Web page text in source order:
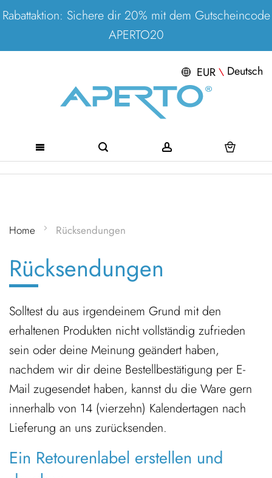
Rabattaktion: Sichere dir 20% mit dem Gutscheincode
APERTO20
EUR\ Deutsch
Direkt
Home Rücksendungen
Rücksendungen
Solltest du aus irgendeinem Grund mit den
erhaltenen Produkten nicht vollständig zufrieden
sein oder deine Meinung geändert haben,
nachdem wir dir deine Bestellbestätigung per E-
Mail zugesendet haben, kannst du die Ware gern
innerhalb von 14 (vierzehn) Kalendertagen nach
Lieferung an uns zurücksenden.
Ein Retourenlabel erstellen und